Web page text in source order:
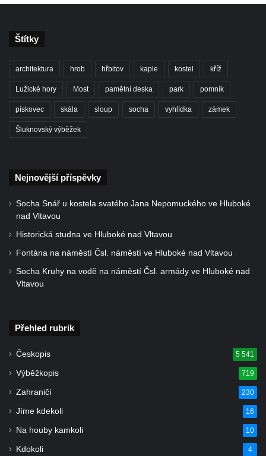
Hrob Vincence Brzobohatého a Františka
Hrob Leonarda Ulricha na hřbitově ve
Všestudech
Hrob Karla Berouska na hřbitově ve
Strupčicích
Velkých Žernosekách
Hrob rodiny Victorinovy na hřbitově v
Chloumku v Mělníku
Hrob rodiny z Wartburgu a Pöschlovy na
Hrob rodiny Vávrových na hřbitově v
Chloumku v Mělníku
Hrob rodiny Goldschmidových a
Sedláčkových na hřbitově v Chloumku v
Štítky
architektura hrob hřbitov kaple kostel kříž
Lužické hory Most pamětní deska park pomník
pískovec skála sloup socha vyhlídka zámek
Šluknovský výběžek
Nejnovější příspěvky
Socha Snář u kostela svatého Jana Nepomuckého ve Hluboké
nad Vltavou
Historická studna ve Hluboké nad Vltavou
Fontána na náměstí Čsl. náměstí ve Hluboké nad Vltavou
Socha Kruhy na vodě na náměstí Čsl. armády ve Hluboké nad
Vltavou
Přehled rubrik
Českopis 5 541
Výběžkopis 719
Zahraničí 230
Jíme kdekoli 16
Na houby kamkoli 10
Kdokoli 4